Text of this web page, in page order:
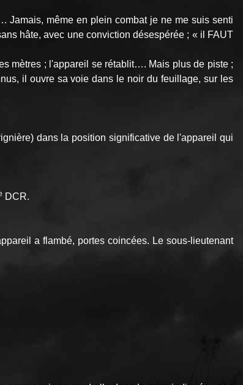
Jamais, même en plein combat je ne me suis senti
hâte, avec une conviction désespérée ; « il FAUT
mètres ; l'appareil se rétablit…. Mais plus de piste ;
il ouvre sa voie dans le noir du feuillage, sur les
dans la position significative de l'appareil qui
DCR.
a flambé, portes coincées. Le sous-lieutenant